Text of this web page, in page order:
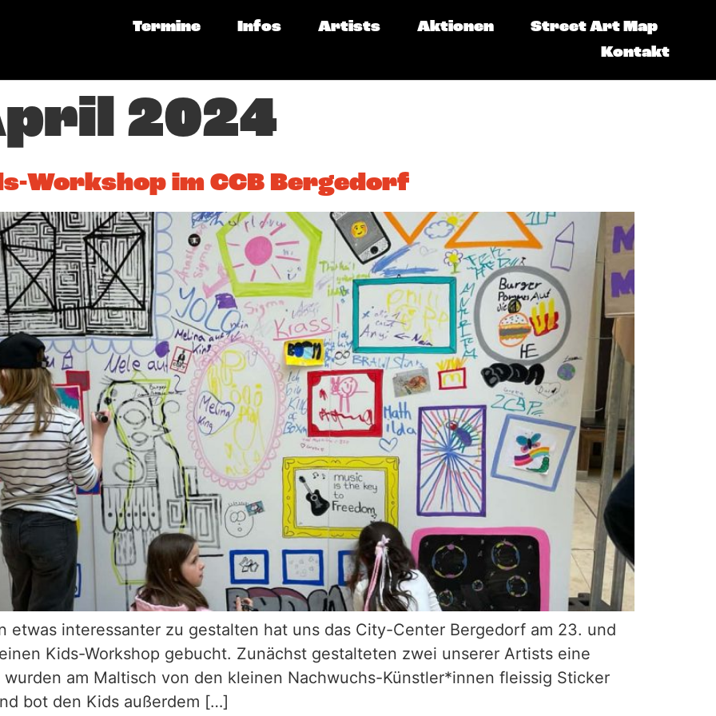
Termine Infos Artists Aktionen
Street Art Map
Kontakt
2024
Workshop im CCB Bergedorf
etwas interessanter zu gestalten hat uns das City-Center Bergedorf am 23. und
Kids-Workshop gebucht. Zunächst gestalteten zwei unserer Artists eine
am Maltisch von den kleinen Nachwuchs-Künstler*innen fleissig Sticker
bot den Kids außerdem […]